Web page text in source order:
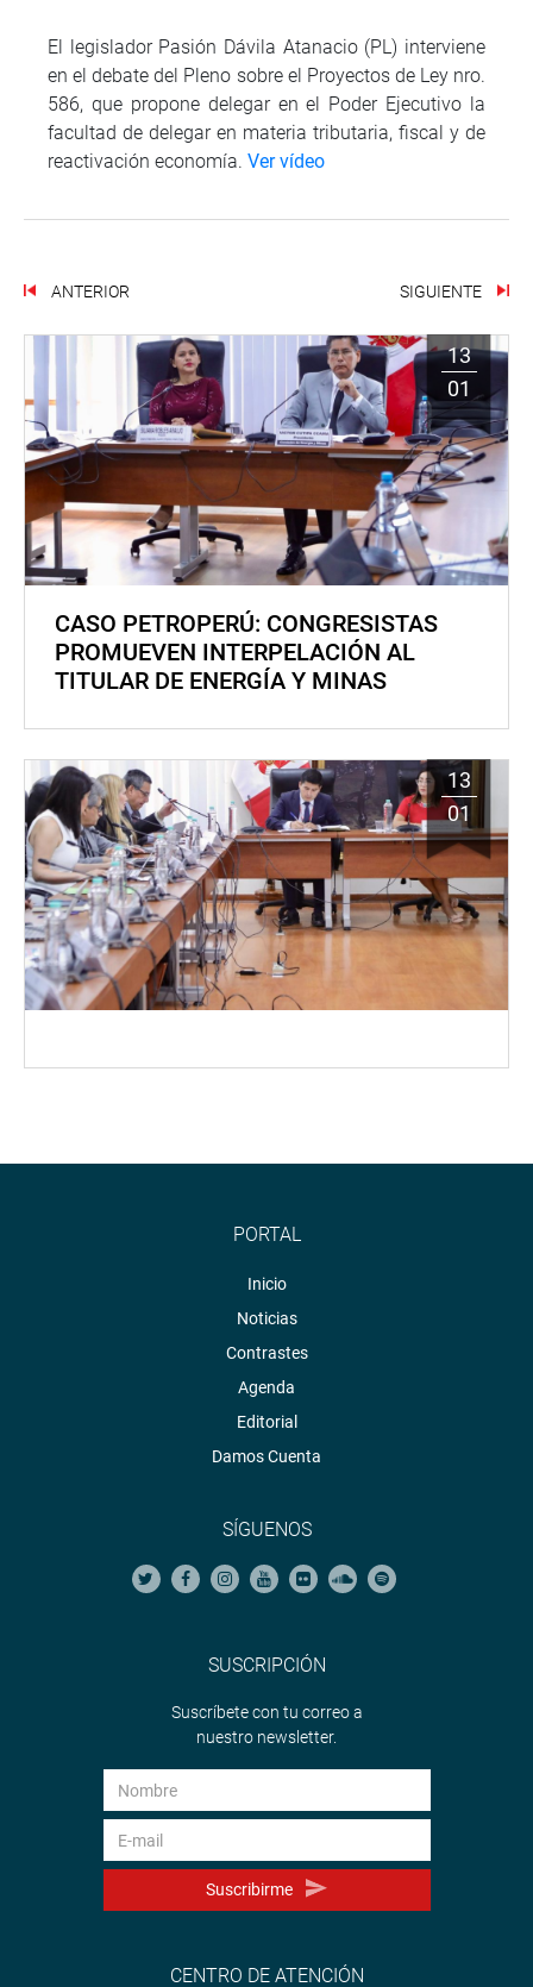
El legislador Pasión Dávila Atanacio (PL) interviene
en el debate del Pleno sobre el Proyectos de Ley nro.
586, que propone delegar en el Poder Ejecutivo la
facultad de delegar en materia tributaria, fiscal y de
reactivación economía. Ver vídeo
ANTERIOR SIGUIENTE
13
01
CASO PETROPERÚ: CONGRESISTAS
PROMUEVEN INTERPELACIÓN AL
TITULAR DE ENERGÍA Y MINAS
13
01
PORTAL
Inicio
Noticias
Contrastes
Agenda
Editorial
Damos Cuenta
SÍGUENOS
SUSCRIPCIÓN
Suscríbete con tu correo a
nuestro newsletter.
Suscribirme
CENTRO DE ATENCIÓN